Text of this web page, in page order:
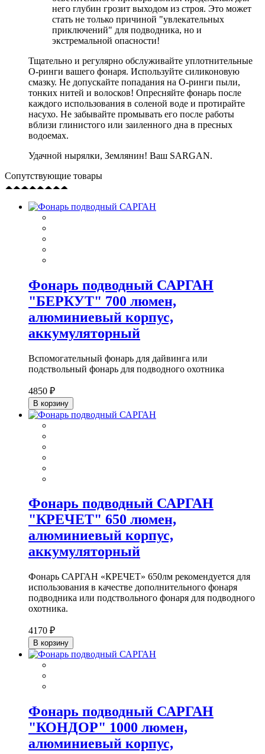
него глубин грозит выходом из строя. Это может
стать не только причиной "увлекательных
приключений" для подводника, но и
экстремальной опасности!
Тщательно и регулярно обслуживайте уплотнительные
О-ринги вашего фонаря. Используйте силиконовую
смазку. Не допускайте попадания на О-ринги пыли,
тонких нитей и волосков! Опресняйте фонарь после
каждого использования в соленой воде и протирайте
насухо. Не забывайте промывать его после работы
вблизи глинистого или заиленного дна в пресных
водоемах.
Удачной нырялки, Землянин! Ваш SARGAN.
Сопутствующие товары
Фонарь подводный САРГАН
"БЕРКУТ" 700 люмен,
алюминиевый корпус,
аккумуляторный
Вспомогательный фонарь для дайвинга или
подствольный фонарь для подводного охотника
4850 ₽
В корзину
Фонарь подводный САРГАН
"КРЕЧЕТ" 650 люмен,
алюминиевый корпус,
аккумуляторный
Фонарь САРГАН «КРЕЧЕТ» 650лм рекомендуется для
использования в качестве дополнительного фонаря
подводника или подствольного фонаря для подводного
охотника.
4170 ₽
В корзину
Фонарь подводный САРГАН
"КОНДОР" 1000 люмен,
алюминиевый корпус,